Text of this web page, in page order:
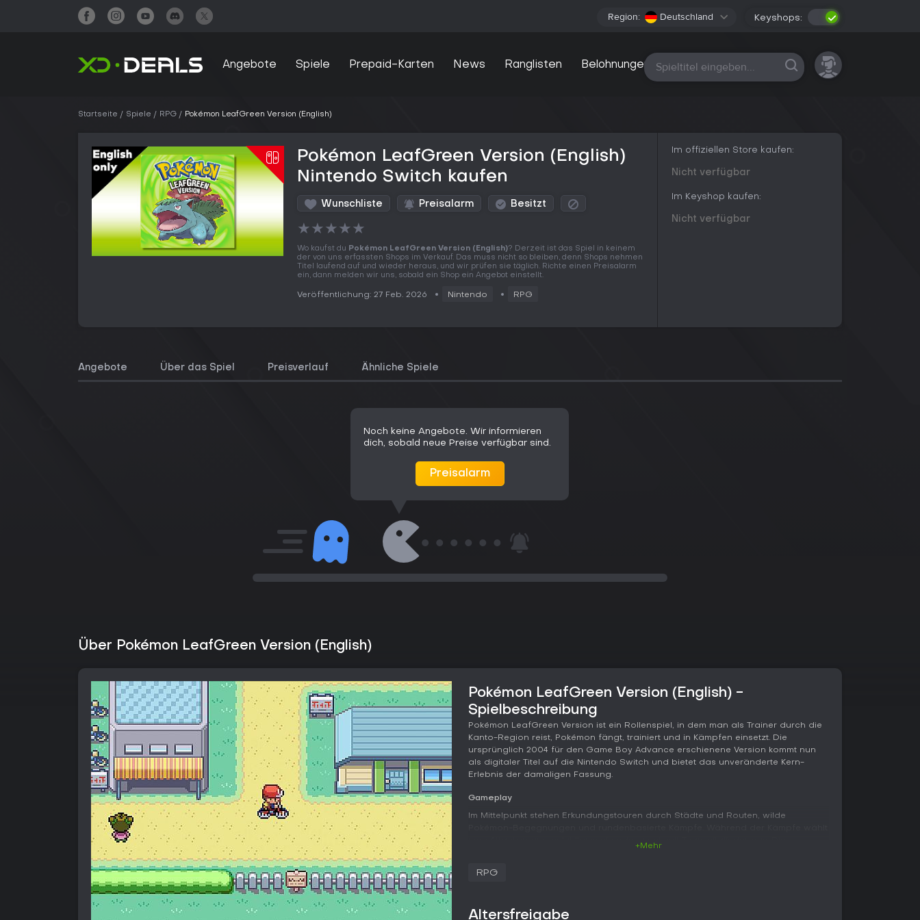
Region: Deutschland Keyshops:
Angebote Spiele Prepaid-Karten News Ranglisten Belohnungen Alle Plattformen
Startseite Spiele RPG Pokémon LeafGreen Version (English)
Pokémon LeafGreen Version (English)
Nintendo Switch kaufen
Wunschliste Preisalarm Besitzt
★★★★★
Wo kaufst du Pokémon LeafGreen Version (English)? Derzeit ist das Spiel in keinem
der von uns erfassten Shops im Verkauf. Das muss nicht so bleiben, denn Shops nehmen
Titel laufend auf und wieder heraus, und wir prüfen sie täglich. Richte einen Preisalarm
ein, dann melden wir uns, sobald ein Shop ein Angebot einstellt.
Veröffentlichung: 27 Feb. 2026 Nintendo RPG
Im offiziellen Store kaufen:
Nicht verfügbar
Im Keyshop kaufen:
Nicht verfügbar
Angebote Über das Spiel Preisverlauf Ähnliche Spiele
Noch keine Angebote. Wir informieren
dich, sobald neue Preise verfügbar sind.
Preisalarm
Über Pokémon LeafGreen Version (English)
Pokémon LeafGreen Version (English) -
Spielbeschreibung
Pokémon LeafGreen Version ist ein Rollenspiel, in dem man als Trainer durch die
Kanto-Region reist, Pokémon fängt, trainiert und in Kämpfen einsetzt. Die
ursprünglich 2004 für den Game Boy Advance erschienene Version kommt nun
als digitaler Titel auf die Nintendo Switch und bietet das unveränderte Kern-
Erlebnis der damaligen Fassung.
Gameplay
Im Mittelpunkt stehen Erkundungstouren durch Städte und Routen, wilde
und ruft den Pokédex auf. Die Geschichte beginnt in Alabastia, wo man von
Maschinen (VMs) sind notwendig, um Hindernisse zu überwinden und weiter in
+Mehr
RPG
Altersfreigabe